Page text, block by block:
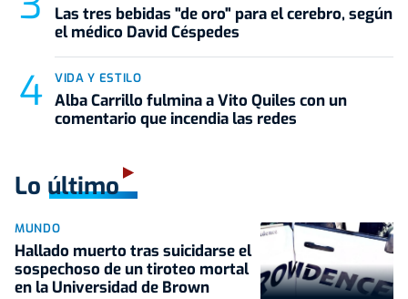
Las tres bebidas "de oro" para el cerebro, según
el médico David Céspedes
VIDA Y ESTILO
Alba Carrillo fulmina a Vito Quiles con un
comentario que incendia las redes
Lo último
MUNDO
Hallado muerto tras suicidarse el
sospechoso de un tiroteo mortal
en la Universidad de Brown